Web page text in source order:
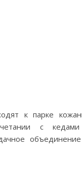
к парке
с кедами